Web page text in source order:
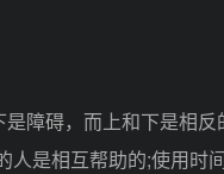
碍，而上和下是相反
是相互帮助的;使用时